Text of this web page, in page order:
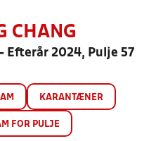
CHANG
Efterår 2024, Pulje 57
KARANTÆNER
FOR PULJE